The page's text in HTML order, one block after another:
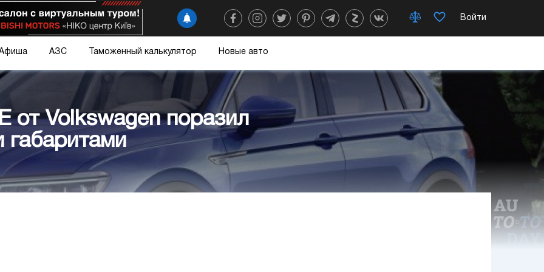
Войти
АЗС Таможенный калькулятор Новые авто
от Volkswagen поразил
габаритами